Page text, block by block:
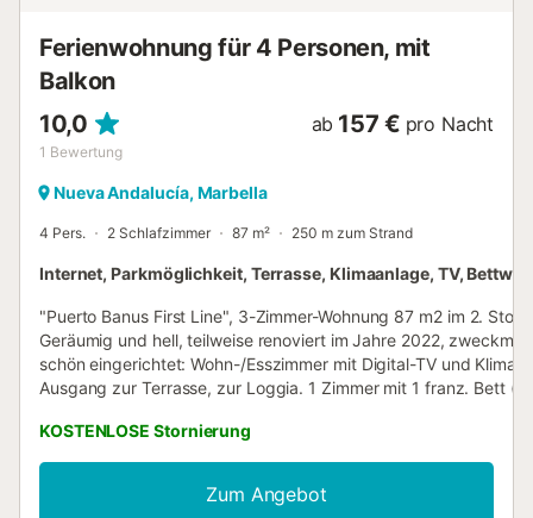
Ferienwohnung für 4 Personen, mit
Balkon
10,0
1 Bewertung
ab 157 € pro Nacht
Nueva Andalucía, Marbella
4 Pers. 2 Schlafzimmer 87 m² 250 m zum Strand
Internet, Parkmöglichkeit, Terrasse, Klimaanlage, TV,
"Puerto Banus First Line", 3-Zimmer-Wohnung 87 m2 im 2.
Geräumig und hell, teilweise renoviert im Jahre 2022,
schön eingerichtet: Wohn-/Esszimmer mit Digital-TV und
Ausgang zur Terrasse, zur Loggia. 1 Zimmer mit 1 franz. Bett (1
Klimaanlage. Offene Küche (Geschirrspüler, 3
Toaster, Wasserkocher, Mikrowelle, elektrische Kaffeemaschine).
Bad/Dusche. Keine Heizmöglichkeit. Balkonmöbel. Herrliche
das Meer und den Hafen. Zur Verfügung: Bügeleisen,
KOSTENLOSE Stornierung
Zum Angebot